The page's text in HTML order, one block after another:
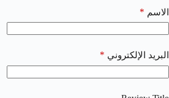
الاسم *
البريد الإلكتروني *